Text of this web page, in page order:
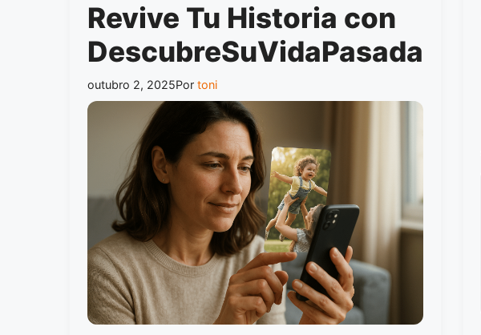
Revive Tu Historia con
DescubreSuVidaPasada
outubro 2, 2025Por toni